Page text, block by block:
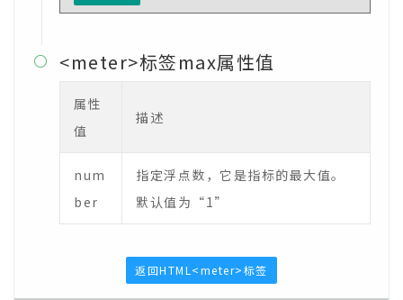
 <meter>标签max属性值
属性
值
描述
num
ber
指定浮点数，它是指标的最大值。
默认值为“1”
返回HTML<meter>标签